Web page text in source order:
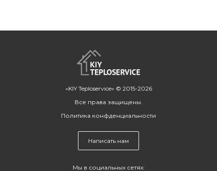
«KIY Teploservice» © 2015-2026
Все права защищены.
Политика конфденциальности
Написать нам
Мы в социальных сетях: